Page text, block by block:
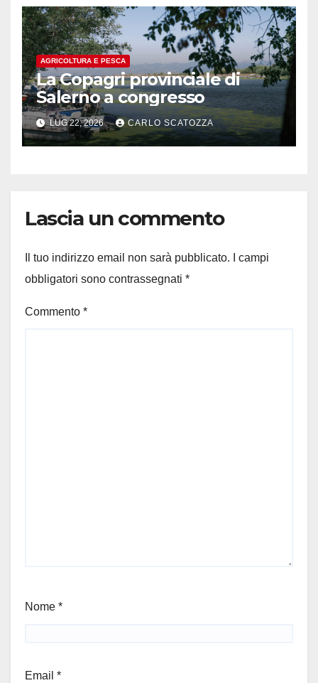
AGRICOLTURA E PESCA
La Copagri provinciale di
Salerno a congresso
LUG 22, 2026 CARLO SCATOZZA
Lascia un commento
Il tuo indirizzo email non sarà pubblicato.
I campi
obbligatori sono contrassegnati *
Commento *
Nome *
Email *